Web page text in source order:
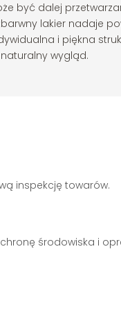
być dalej
lakier nadaje
i piękna
wygląd.
inspekcję towarów.
środowiska i